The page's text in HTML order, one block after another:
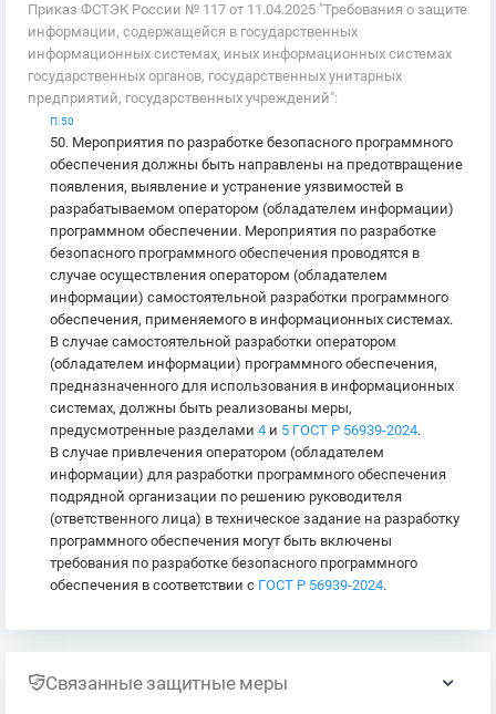
Приказ ФСТЭК России № 117 от 11.04.2025 "Требования о защите
информации, содержащейся в государственных
информационных системах, иных информационных системах
государственных органов, государственных унитарных
предприятий, государственных учреждений":
П.50
50. Мероприятия по разработке безопасного программного
обеспечения должны быть направлены на предотвращение
появления, выявление и устранение уязвимостей в
разрабатываемом оператором (обладателем информации)
программном обеспечении. Мероприятия по разработке
безопасного программного обеспечения проводятся в
случае осуществления оператором (обладателем
информации) самостоятельной разработки программного
обеспечения, применяемого в информационных системах.
В случае самостоятельной разработки оператором
(обладателем информации) программного обеспечения,
предназначенного для использования в информационных
системах, должны быть реализованы меры,
предусмотренные разделами 4 и 5 ГОСТ Р 56939-2024.
В случае привлечения оператором (обладателем
информации) для разработки программного обеспечения
подрядной организации по решению руководителя
(ответственного лица) в техническое задание на разработку
программного обеспечения могут быть включены
требования по разработке безопасного программного
обеспечения в соответствии с ГОСТ Р 56939-2024.
Связанные защитные меры